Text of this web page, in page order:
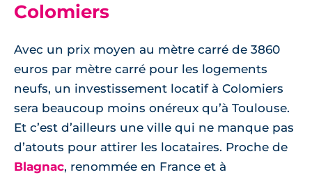
Colomiers
Avec un prix moyen au mètre carré de 3860
euros par mètre carré pour les logements
neufs, un investissement locatif à Colomiers
sera beaucoup moins onéreux qu’à Toulouse.
Et c’est d’ailleurs une ville qui ne manque pas
d’atouts pour attirer les locataires. Proche de
Blagnac, renommée en France et à